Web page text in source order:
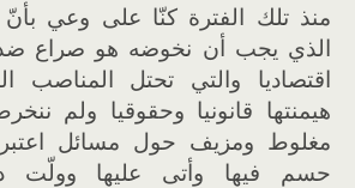
منذ تلك الفترة كنّا على وعي بأنّ
الذي يجب أن نخوضه هو صراع ضد
اقتصاديا والتي تحتل المناصب
هيمنتها قانونيا وحقوقيا ولم
مغلوط ومزيف حول مسائل
حسم فيها وأتى عليها وولّت